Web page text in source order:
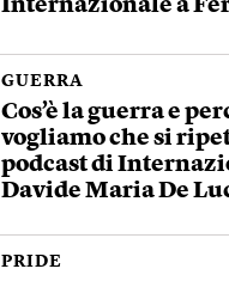
Internazionale a
GUERRA
Cos’è la guerra e
vogliamo che si
podcast di
Davide Maria De
PRIDE